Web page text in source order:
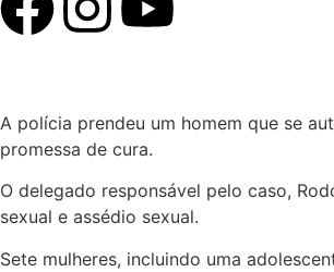
A polícia prendeu um homem que se
promessa de cura.
O delegado responsável pelo caso,
sexual e assédio sexual.
Sete mulheres, incluindo uma